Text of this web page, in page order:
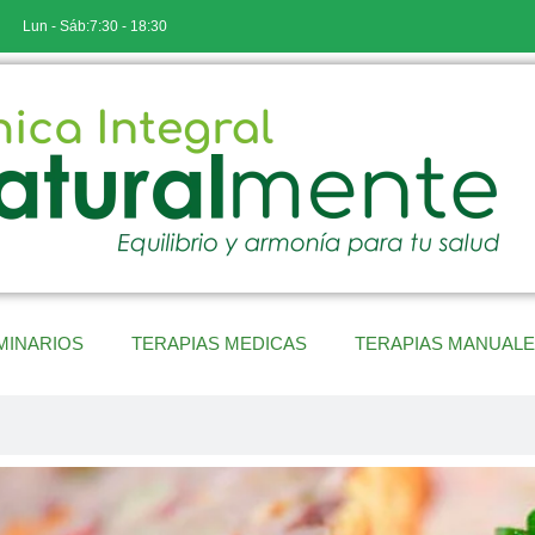
Lun - Sáb:7:30 - 18:30
TERAPIAS MEDICAS TERAPIAS